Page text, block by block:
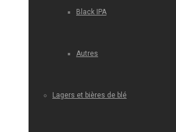
Black IPA
Autres
Lagers et bières de blé